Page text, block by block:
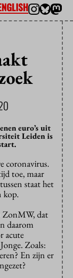
euro’s uit
Leiden is
coronavirus.
toe, maar
staat het
kop.
ZonMW, dat
daarom
acute
Zoals:
En zijn er